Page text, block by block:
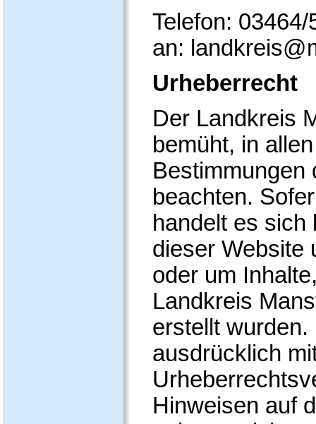
Telefon:
an:
Urheberrecht
Der Landkreis
bemüht, in
Bestimmungen
beachten.
handelt es sich
dieser Website
oder um
Landkreis
erstellt
ausdrücklich
Hinweisen auf